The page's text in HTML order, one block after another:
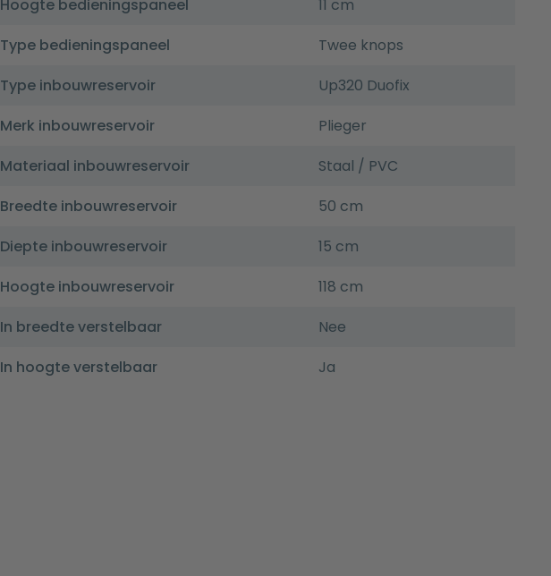
Hoogte bedieningspaneel
11 cm
Type bedieningspaneel
Twee knops
Type inbouwreservoir
Up320 Duofix
Merk inbouwreservoir
Plieger
Materiaal inbouwreservoir
Staal / PVC
Breedte inbouwreservoir
50 cm
Diepte inbouwreservoir
15 cm
Hoogte inbouwreservoir
118 cm
In breedte verstelbaar
Nee
In hoogte verstelbaar
Ja